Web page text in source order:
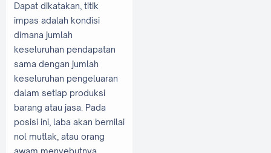
Dapat dikatakan, titik
impas adalah kondisi
dimana jumlah
keseluruhan pendapatan
sama dengan jumlah
keseluruhan pengeluaran
dalam setiap produksi
barang atau jasa. Pada
posisi ini, laba akan bernilai
nol mutlak, atau orang